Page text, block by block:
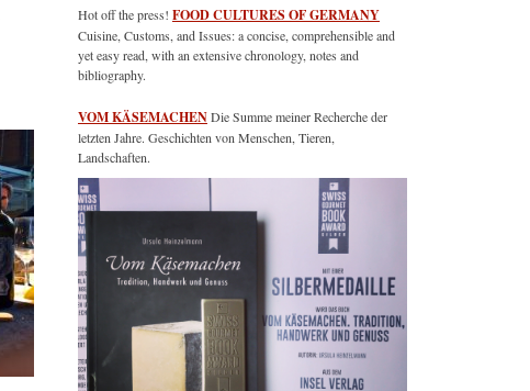
Hot off the press! FOOD CULTURES OF GERMANY
Cuisine, Customs, and Issues: a concise, comprehensible and
yet easy read, with an extensive chronology, notes and
bibliography.
VOM KÄSEMACHENDie Summe meiner Recherche der
letzten Jahre. Geschichten von Menschen, Tieren,
Landschaften.